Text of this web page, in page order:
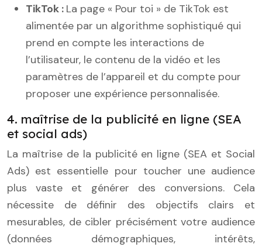
TikTok : La page « Pour toi » de TikTok est
alimentée par un algorithme sophistiqué qui
prend en compte les interactions de
l’utilisateur, le contenu de la vidéo et les
paramètres de l’appareil et du compte pour
proposer une expérience personnalisée.
4. maîtrise de la publicité en ligne (SEA
et social ads)
La maîtrise de la publicité en ligne (SEA et Social
Ads) est essentielle pour toucher une audience
plus vaste et générer des conversions. Cela
nécessite de définir des objectifs clairs et
mesurables, de cibler précisément votre audience
(données démographiques, intérêts,